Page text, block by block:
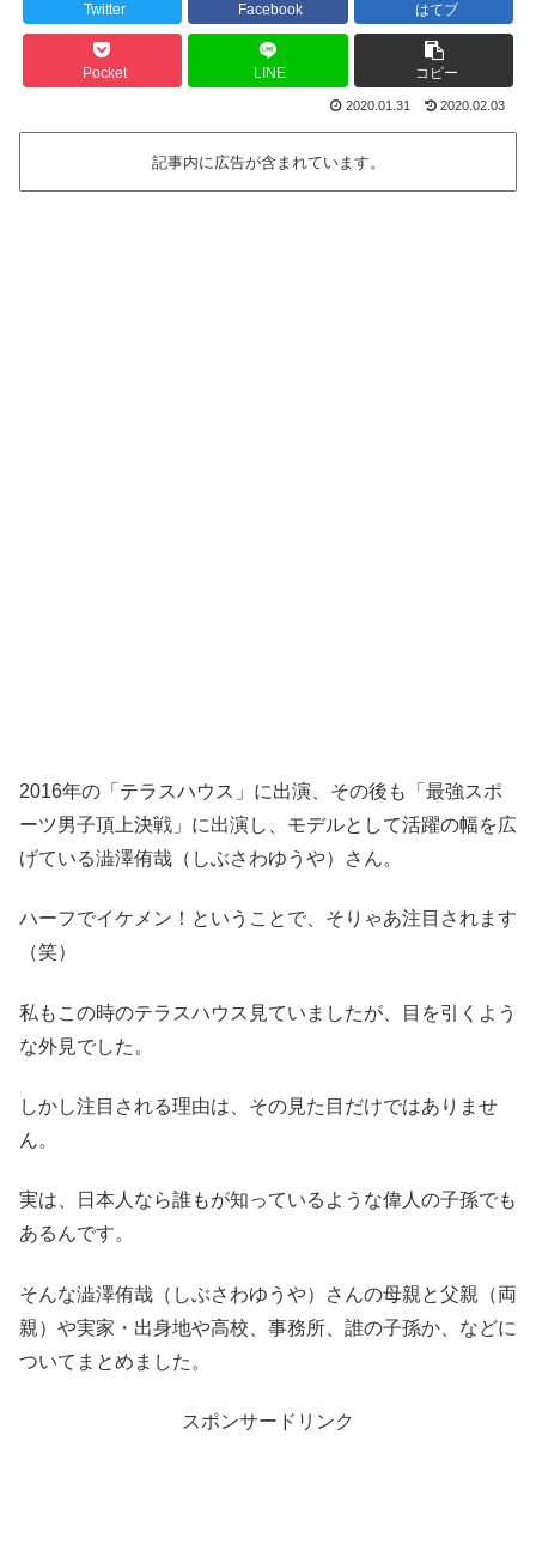
Twitter Facebook はてブ
Pocket LINE コピー
2020.01.31 2020.02.03
記事内に広告が含まれています。
2016年の「テラスハウス」に出演、その後も「最強スポ
ーツ男子頂上決戦」に出演し、モデルとして活躍の幅を広
げている澁澤侑哉（しぶさわゆうや）さん。
ハーフでイケメン！ということで、そりゃあ注目されます
（笑）
私もこの時のテラスハウス見ていましたが、目を引くよう
な外見でした。
しかし注目される理由は、その見た目だけではありませ
ん。
実は、日本人なら誰もが知っているような偉人の子孫でも
あるんです。
そんな澁澤侑哉（しぶさわゆうや）さんの母親と父親（両
親）や実家・出身地や高校、事務所、誰の子孫か、などに
ついてまとめました。
スポンサードリンク